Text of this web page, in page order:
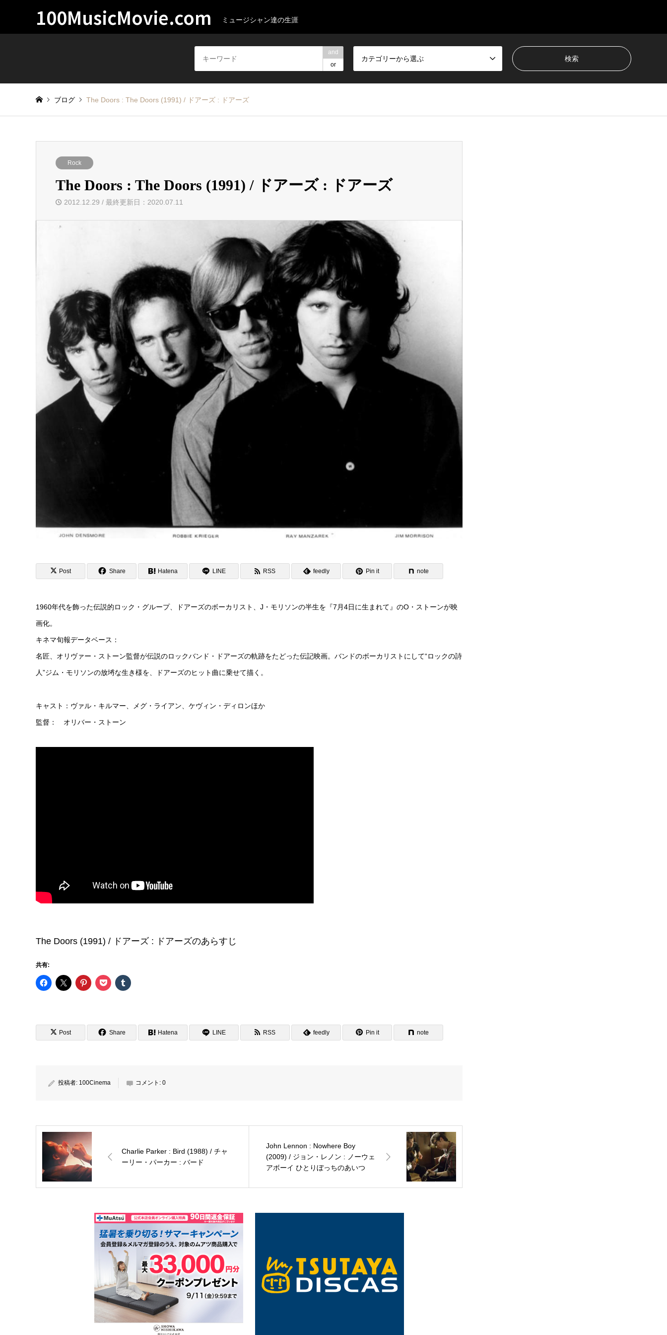
100MusicMovie.com ミュージシャン達の生涯
and
or
カテゴリーから選ぶ
ブログ The Doors : The Doors (1991) / ドアーズ : ドアーズ
Rock
The Doors : The Doors (1991) / ドアーズ : ドアーズ
2012.12.29 / 最終更新日：2020.07.11
Post Share Hatena LINE RSS feedly Pin it note
1960年代を飾った伝説的ロック・グループ、ドアーズのボーカリスト、J・モリソンの半生を『7月4日に生まれて』のO・ストーンが映
画化。
キネマ旬報データベース：
名匠、オリヴァー・ストーン監督が伝説のロックバンド・ドアーズの軌跡をたどった伝記映画。バンドのボーカリストにして“ロックの詩
人”ジム・モリソンの放埓な生き様を、ドアーズのヒット曲に乗せて描く。
キャスト：ヴァル・キルマー、メグ・ライアン、ケヴィン・ディロンほか
監督： オリバー・ストーン
The Doors (1991) / ドアーズ : ドアーズのあらすじ
共有:
Post Share Hatena LINE RSS feedly Pin it note
投稿者: 100Cinema コメント: 0
Charlie Parker : Bird (1988) / チャ
ーリー・パーカー : バード
John Lennon : Nowhere Boy
(2009) / ジョン・レノン : ノーウェ
アボーイ ひとりぼっちのあいつ